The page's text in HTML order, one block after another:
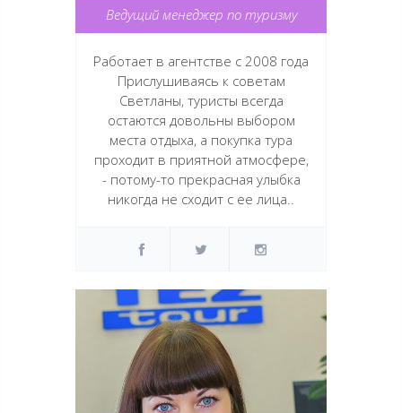
Ведущий менеджер по туризму
Работает в агентстве с 2008 года
Прислушиваясь к советам
Светланы, туристы всегда
остаются довольны выбором
места отдыха, а покупка тура
проходит в приятной атмосфере,
- потому-то прекрасная улыбка
никогда не сходит с ее лица..